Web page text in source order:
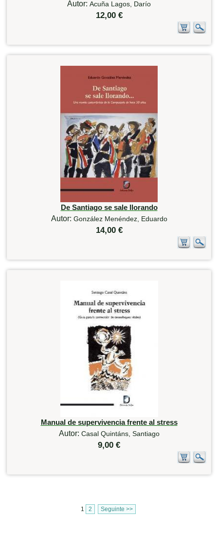
Autor: Acuña Lagos, Darío
12,00 €
De Santiago se sale llorando
Autor: González Menéndez, Eduardo
14,00 €
Manual de supervivencia frente al stress
Autor: Casal Quintáns, Santiago
9,00 €
1 2 Seguinte >>